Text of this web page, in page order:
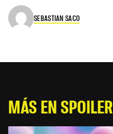
SEBASTIAN SACO
MÁS EN SPOILER